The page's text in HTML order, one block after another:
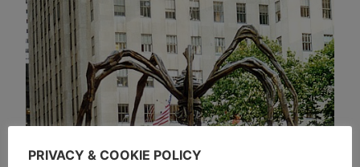
PRIVACY & COOKIE POLICY